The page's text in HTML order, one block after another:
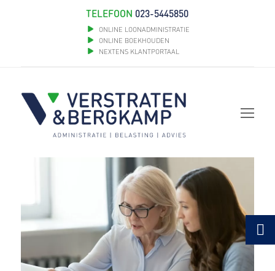
TELEFOON 023-5445850
ONLINE LOONADMINISTRATIE
ONLINE BOEKHOUDEN
NEXTENS KLANTPORTAAL